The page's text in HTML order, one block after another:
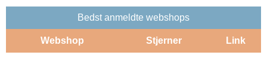
Bedst anmeldte webshops
Webshop Stjerner Link